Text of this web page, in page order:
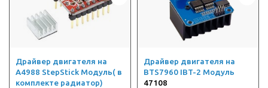
Драйвер двигателя на
A4988 StepStick Модуль( в
комплекте радиатор)
Драйвер двигателя на
BTS7960 IBT-2 Модуль
47108